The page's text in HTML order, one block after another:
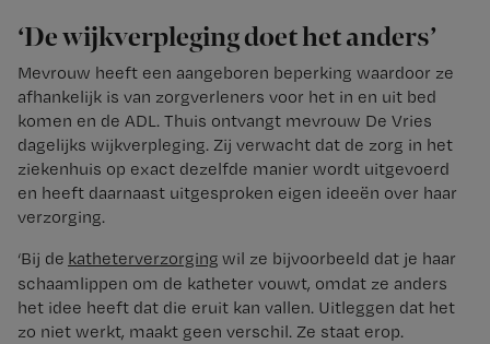
‘De wijkverpleging doet het anders’
Mevrouw heeft een aangeboren beperking waardoor ze
afhankelijk is van zorgverleners voor het in en uit bed
komen en de ADL. Thuis ontvangt mevrouw De Vries
dagelijks wijkverpleging. Zij verwacht dat de zorg in het
ziekenhuis op exact dezelfde manier wordt uitgevoerd
en heeft daarnaast uitgesproken eigen ideeën over haar
verzorging.
‘Bij de katheterverzorging wil ze bijvoorbeeld dat je haar
schaamlippen om de katheter vouwt, omdat ze anders
het idee heeft dat die eruit kan vallen. Uitleggen dat het
zo niet werkt, maakt geen verschil. Ze staat erop.